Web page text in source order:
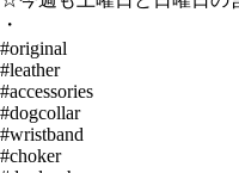
・
#original
#leather
#accessories
#dogcollar
#wristband
#choker